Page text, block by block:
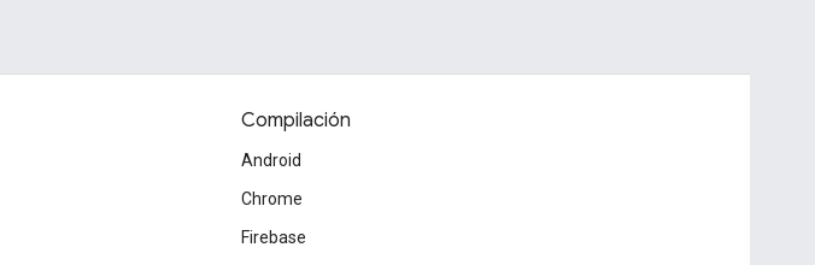
Compilación
Android
Chrome
Firebase